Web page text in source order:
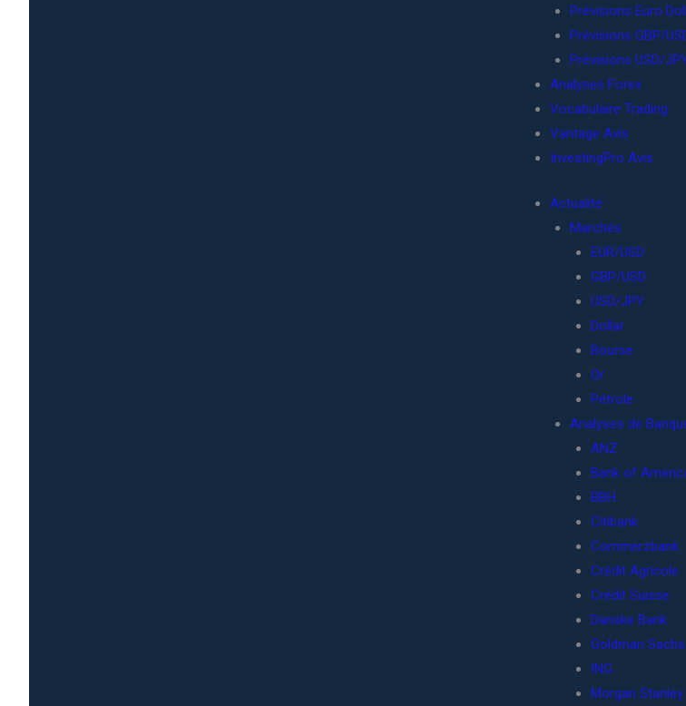
Prévisions Euro
Prévisions GBP/
Prévisions USD/
Analyses Forex
Vocabulaire Trading
Vantage Avis
InvestingPro Avis
Actualité
Marchés
EUR/USD
GBP/USD
USD/JPY
Dollar
Bourse
Or
Pétrole
Analyses de
ANZ
Bank of
BBH
Citibank
Commerzbank
Crédit Agricole
Crédit Suisse
Danske Bank
Goldman Sachs
ING
Morgan Stanley